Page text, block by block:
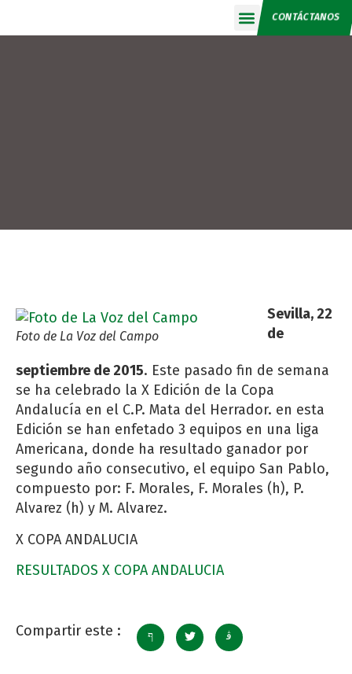
CONTÁCTANOS
Foto de La Voz del Campo
Sevilla, 22
de
septiembre de 2015. Este pasado fin de semana
se ha celebrado la X Edición de la Copa
Andalucía en el C.P. Mata del Herrador. en esta
Edición se han enfetado 3 equipos en una liga
Americana, donde ha resultado ganador por
segundo año consecutivo, el equipo San Pablo,
compuesto por: F. Morales, F. Morales (h), P.
Alvarez (h) y M. Alvarez.
X COPA ANDALUCIA
RESULTADOS X COPA ANDALUCIA
Compartir este :